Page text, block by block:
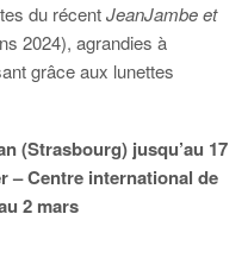
du récentJeanJambe et
2024), agrandies à
grâce aux lunettes
(Strasbourg) jusqu’au 17
– Centre international de
2 mars